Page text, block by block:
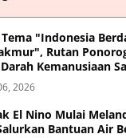
"Indonesia
Rutan
Kemanusiaan
2026
El Nino Mulai
Bantuan Air